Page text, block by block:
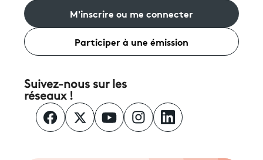
M'inscrire ou me connecter
Participer à une émission
Suivez-nous sur les
réseaux !